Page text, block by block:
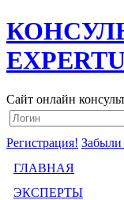
Сайт онлайн
Регистрация! Забыли
ГЛАВНАЯ
ЭКСПЕРТЫ